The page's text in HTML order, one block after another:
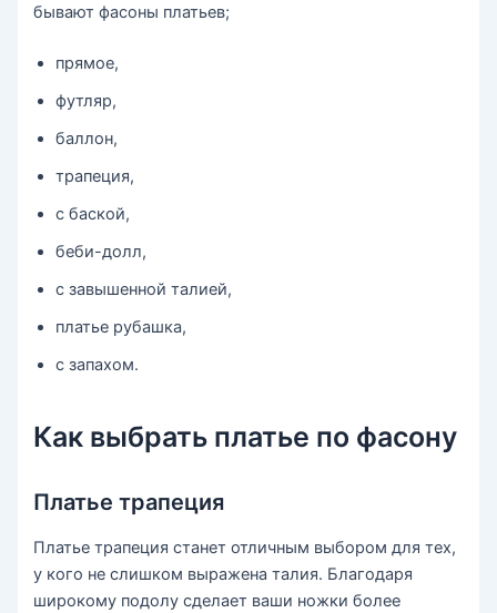
бывают фасоны платьев;
прямое,
футляр,
баллон,
трапеция,
с баской,
беби-долл,
с завышенной талией,
платье рубашка,
с запахом.
Как выбрать платье по фасону
Платье трапеция
Платье трапеция станет отличным выбором для тех,
у кого не слишком выражена талия. Благодаря
широкому подолу сделает ваши ножки более